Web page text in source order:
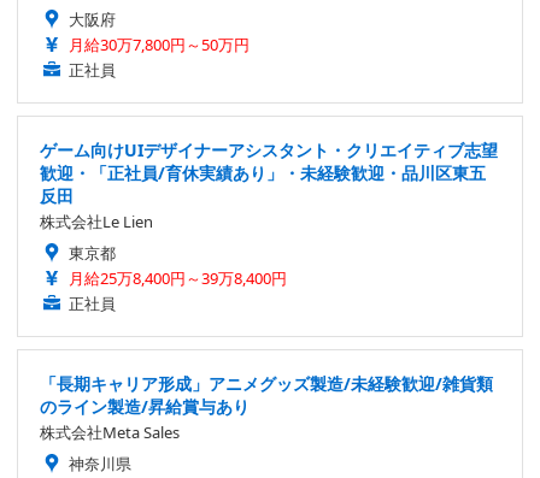
大阪府
月給30万7,800円～50万円
正社員
ゲーム向けUIデザイナーアシスタント・クリエイティブ志望
歓迎・「正社員/育休実績あり」・未経験歓迎・品川区東五
反田
株式会社Le Lien
東京都
月給25万8,400円～39万8,400円
正社員
「長期キャリア形成」アニメグッズ製造/未経験歓迎/雑貨類
のライン製造/昇給賞与あり
株式会社Meta Sales
神奈川県